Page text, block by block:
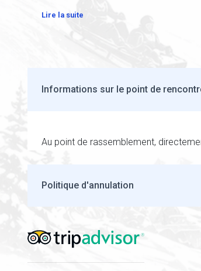
Lire la suite
Informations sur le point de
Au point de rassemblement,
Politique d'annulation